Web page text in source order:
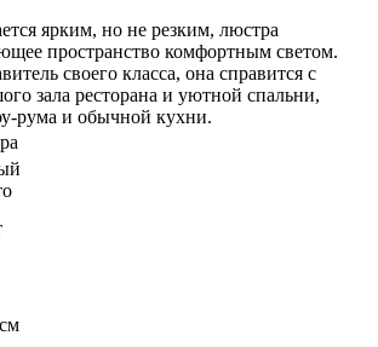
ярким, но не резким, люстра
пространство комфортным светом.
своего класса, она справится с
зала ресторана и уютной спальни,
рума и обычной кухни.